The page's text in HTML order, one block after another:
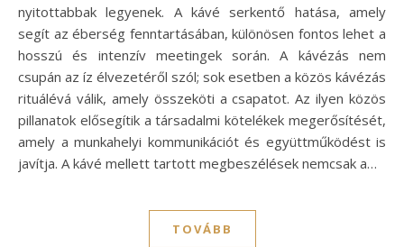
nyitottabbak legyenek. A kávé serkentő hatása, amely
segít az éberség fenntartásában, különösen fontos lehet a
hosszú és intenzív meetingek során. A kávézás nem
csupán az íz élvezetéről szól; sok esetben a közös kávézás
rituálévá válik, amely összeköti a csapatot. Az ilyen közös
pillanatok elősegítik a társadalmi kötelékek megerősítését,
amely a munkahelyi kommunikációt és együttműködést is
javítja. A kávé mellett tartott megbeszélések nemcsak a…
TOVÁBB